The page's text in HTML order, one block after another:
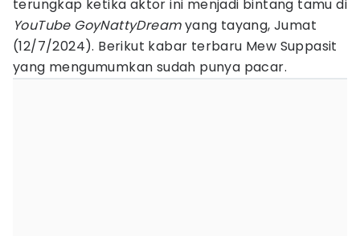
terungkap ketika aktor ini menjadi bintang tamu di
YouTube GoyNattyDreamyang tayang, Jumat
(12/7/2024). Berikut kabar terbaru Mew Suppasit
yang mengumumkan sudah punya pacar.